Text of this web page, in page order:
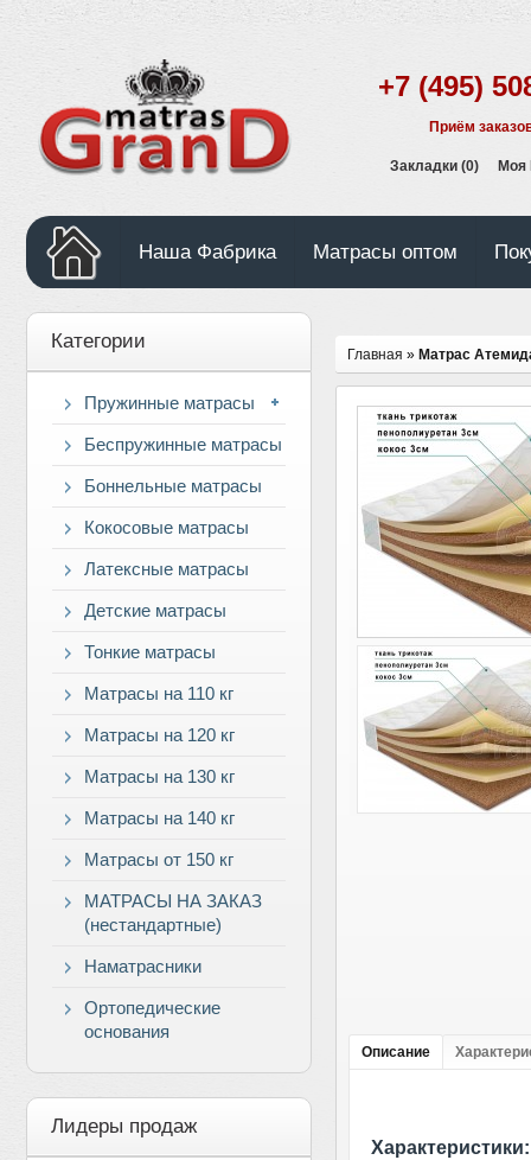
Закладки (0) Моя
+7 (495)
Приём
Наша Фабрика Матрасы оптом
Категории
Пружинные матрасы
Беспружинные матрасы
Боннельные матрасы
Кокосовые матрасы
Латексные матрасы
Детские матрасы
Тонкие матрасы
Матрасы на 110 кг
Матрасы на 120 кг
Матрасы на 130 кг
Матрасы на 140 кг
Матрасы от 150 кг
МАТРАСЫ НА ЗАКАЗ
(нестандартные)
Наматрасники
Ортопедические
основания
Лидеры продаж
Главная » Матрас
Описание
Характеристики: